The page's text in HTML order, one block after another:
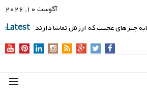
آگوست 10, 2026
Latest: